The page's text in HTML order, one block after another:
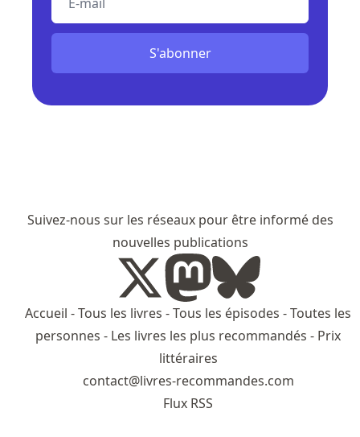
S'abonner
Suivez-nous sur les réseaux pour être informé des
nouvelles publications
Accueil -Tous les livres -Tous les épisodes -Toutes les
personnes - Les livres les plus recommandés - Prix
littéraires
contact@livres-recommandes.com
Flux RSS